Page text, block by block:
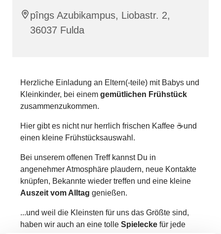
pîngs Azubikampus, Liobastr. 2,
36037 Fulda
Herzliche Einladung an Eltern(-teile) mit Babys und
Kleinkinder, bei einem gemütlichen Frühstück
zusammenzukommen.
Hier gibt es nicht nur herrlich frischen Kaffee ☕und
einen kleine Frühstücksauswahl.
Bei unserem offenen Treff kannst Du in
angenehmer Atmosphäre plaudern, neue Kontakte
knüpfen, Bekannte wieder treffen und eine kleine
Auszeit vom Alltag genießen.
...und weil die Kleinsten für uns das Größte sind,
haben wir auch an eine tolle Spielecke für jede